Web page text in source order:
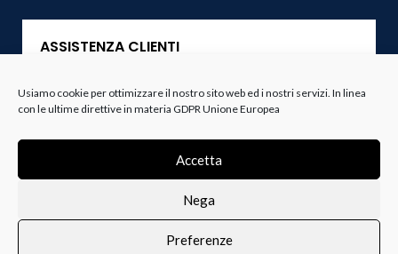
Usiamo cookie per ottimizzare il nostro sito web ed i nostri servizi. In linea
con le ultime direttive in materia GDPR Unione Europea
Accetta
Nega
Preferenze
ASSISTENZA CLIENTI
Servizio Clienti